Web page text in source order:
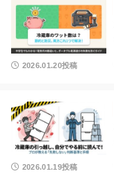
2026.01.20投稿
2026.01.19投稿